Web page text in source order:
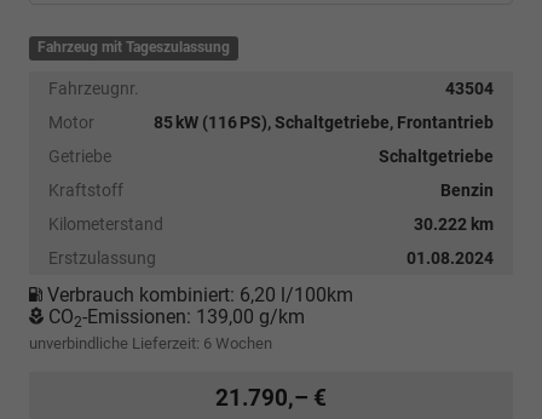
Fahrzeug mit Tageszulassung
Fahrzeugnr.
43504
Motor
85 kW (116 PS), Schaltgetriebe, Frontantrieb
Getriebe
Schaltgetriebe
Kraftstoff
Benzin
Kilometerstand
30.222 km
Erstzulassung
01.08.2024
Verbrauch kombiniert: 6,20 l/100km
CO2-Emissionen: 139,00 g/km
unverbindliche Lieferzeit: 6 Wochen
21.790,– €